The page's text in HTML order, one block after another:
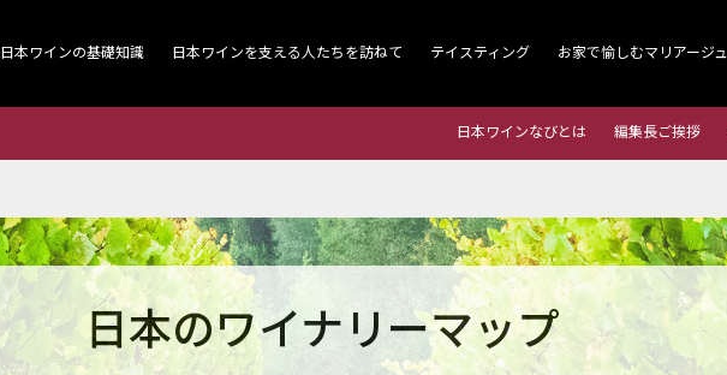
日本ワインの基礎知識 日本ワインを支える人たちを訪ねて テイスティング お家で愉しむマリアージュ
日本ワインなびとは 編集長ご挨拶
日本のワイナリーマップ